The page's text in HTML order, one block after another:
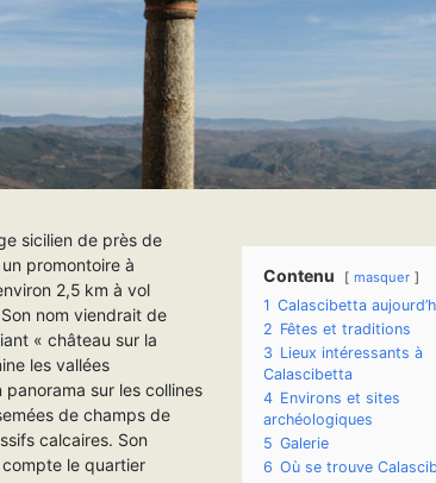
Contenu masquer
1 Calascibetta
2 Fêtes et traditions
3 Lieux intéressants à
Calascibetta
4 Environs et sites
archéologiques
5 Galerie
6 Où se trouve
sicilien de près de
promontoire à
2,5 km à vol
Son nom viendrait de
« château sur la
les vallées
sur les collines
de champs de
calcaires. Son
le quartier